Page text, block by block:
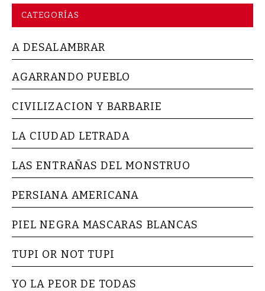
CATEGORÍAS
A DESALAMBRAR
AGARRANDO PUEBLO
CIVILIZACION Y BARBARIE
LA CIUDAD LETRADA
LAS ENTRAÑAS DEL MONSTRUO
PERSIANA AMERICANA
PIEL NEGRA MASCARAS BLANCAS
TUPI OR NOT TUPI
YO LA PEOR DE TODAS